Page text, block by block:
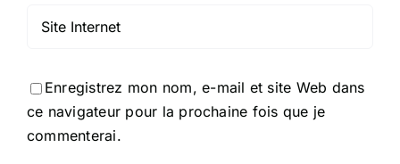
Enregistrez mon nom, e-mail et site Web dans
ce navigateur pour la prochaine fois que je
commenterai.